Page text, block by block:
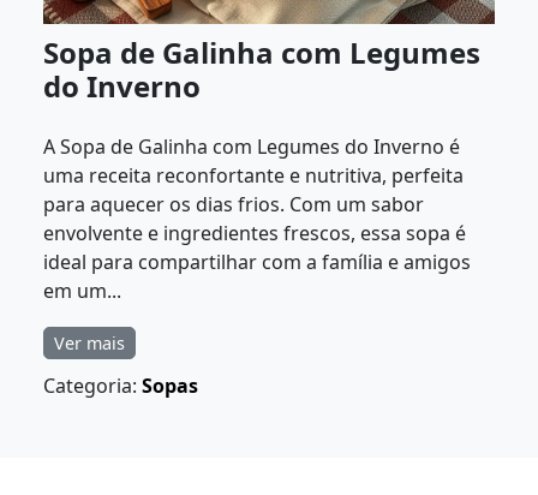
Sopa de Galinha com Legumes
do Inverno
A Sopa de Galinha com Legumes do Inverno é
uma receita reconfortante e nutritiva, perfeita
para aquecer os dias frios. Com um sabor
envolvente e ingredientes frescos, essa sopa é
ideal para compartilhar com a família e amigos
em um...
Ver mais
Categoria: Sopas